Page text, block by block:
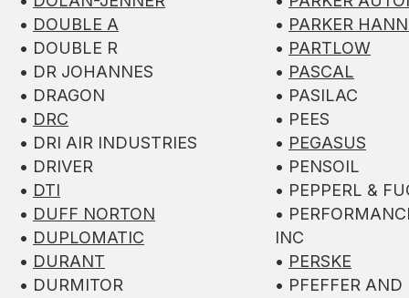
• DOUBLE A
• DOUBLE R
• DR JOHANNES
• DRAGON
• DRC
• DRI AIR INDUSTRIES
• DRIVER
• DTI
• DUFF NORTON
• DUPLOMATIC
• DURANT
• DURMITOR
• PARKER
• PARTLOW
• PASCAL
• PASILAC
• PEES
• PEGASUS
• PENSOIL
• PEPPERL &
•
INC
• PERSKE
• PFEFFER AND